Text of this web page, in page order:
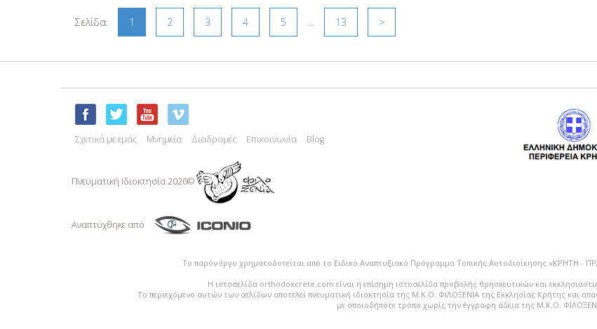
Σελίδα: 1 2 3 4 5 … 13 >
Σχετικά με εμάς Μνημεία Διαδρομές Επικοινωνία Blog
Πνευματική Ιδιoκτησία 2026©
Αναπτύχθηκε από
Το παρόν έργο χρηματοδοτείται από το Ειδικό Αναπτυξιακό Πρόγραμμα Τοπικής Αυτοδιοίκησης «ΚΡΗΤΗ -
Η ιστοσελίδα orthodoxcrete.com είναι η επίσημη ιστοσελίδα προβολής θρησκευτικών και
Το περιεχόμενο αυτών των σελίδων αποτελεί πvευματική ιδιοκτησία της Μ.Κ.Ο. ΦΙΛΟΞΕΝΙΑ της Εκκλησίας Κρήτης και
με οποιοδήποτε τρόπο χωρίς την έγγραφη άδεια της Μ.Κ.Ο.